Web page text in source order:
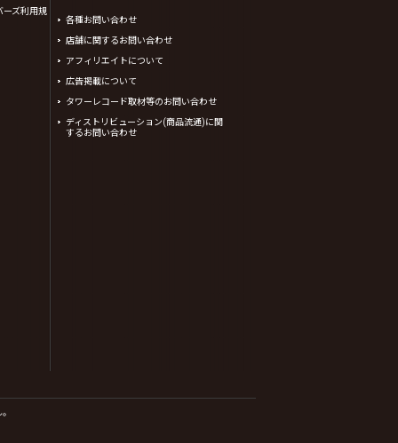
ーズ利用規
各種お問い合わせ
店舗に関するお問い合わせ
アフィリエイトについて
広告掲載について
タワーレコード取材等のお問い合わせ
ディストリビューション(商品流通)に関
するお問い合わせ